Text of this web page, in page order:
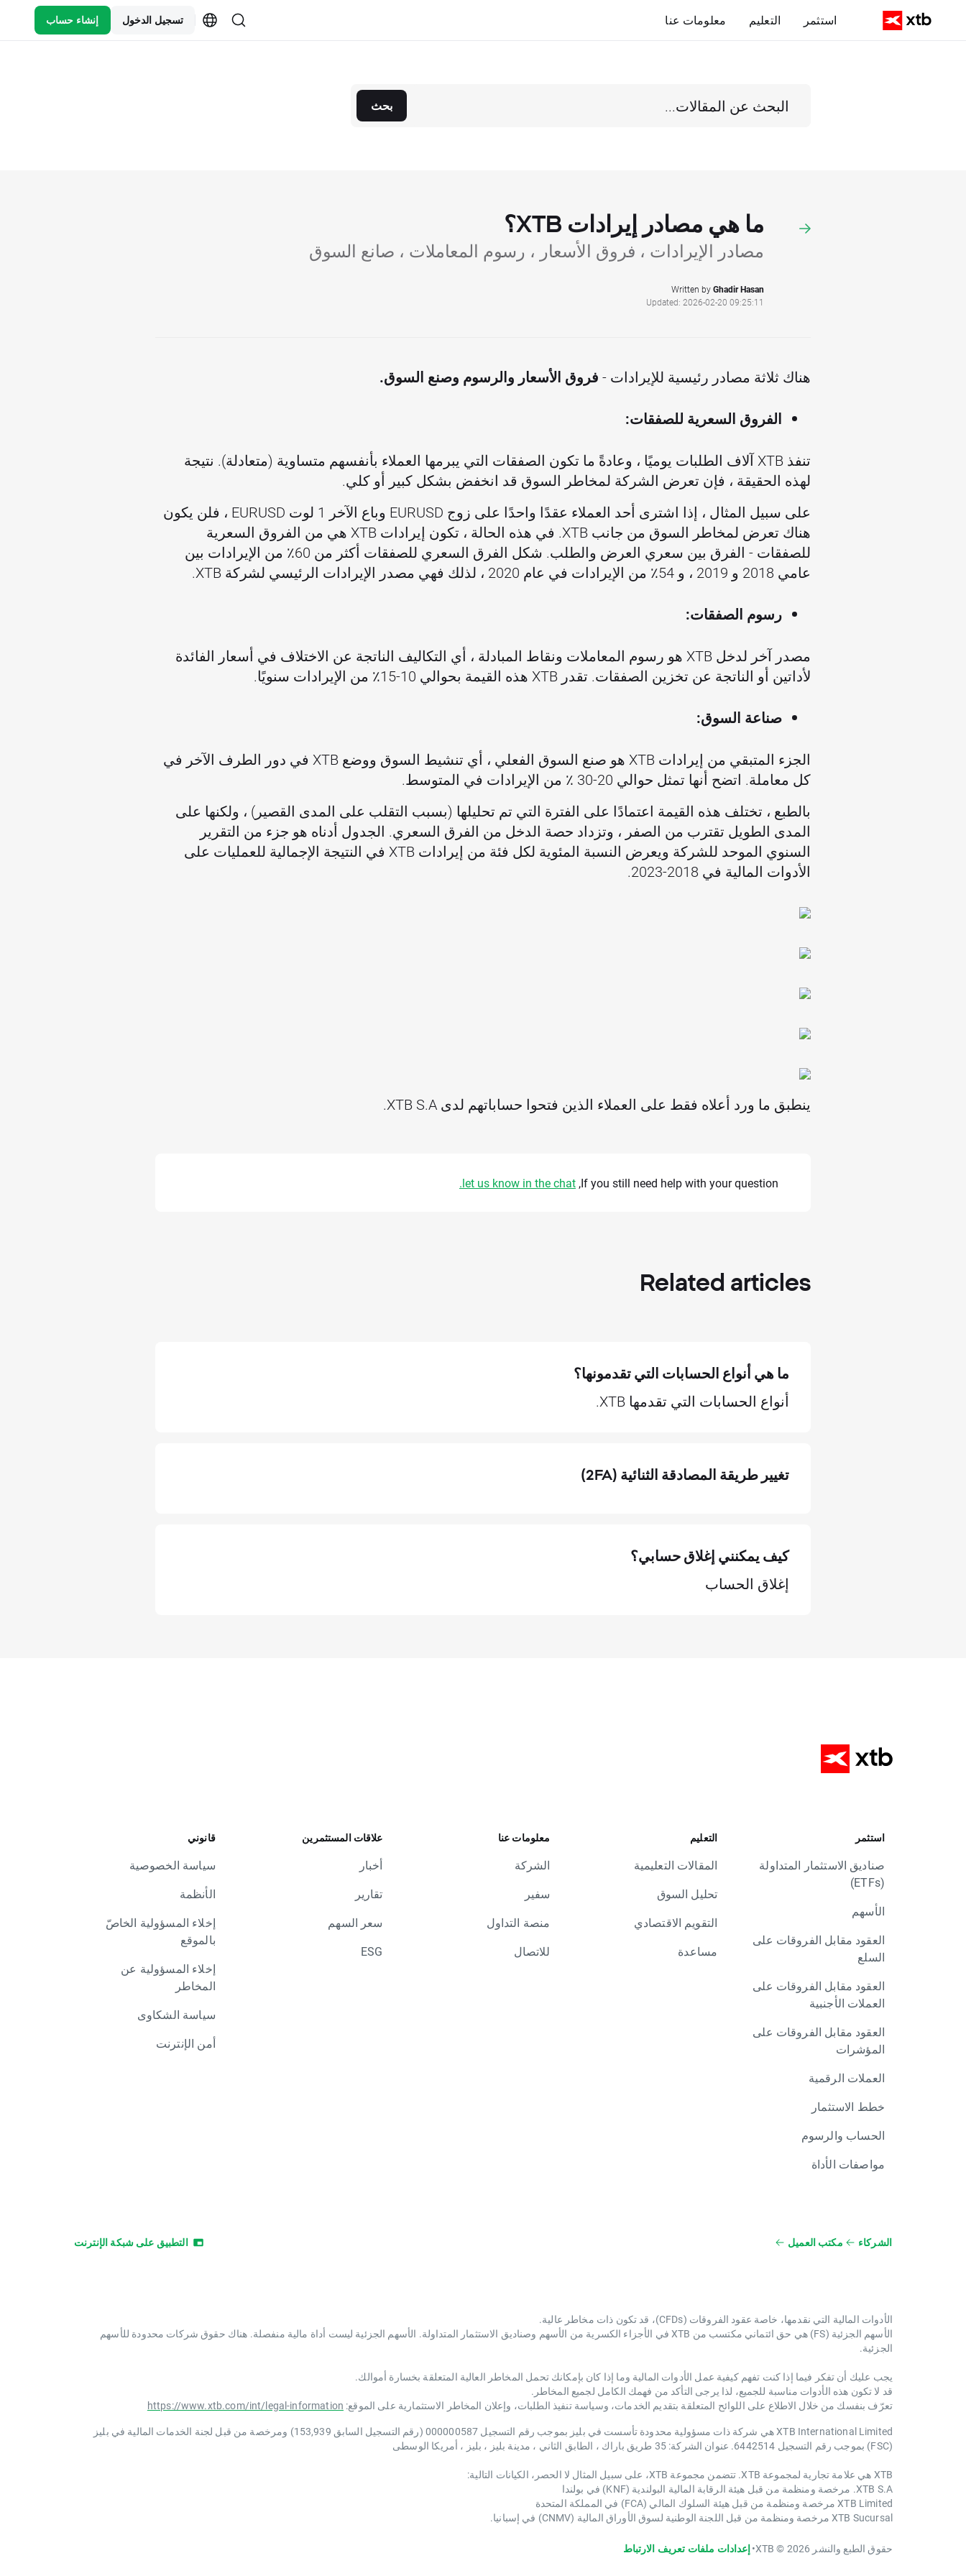
استثمر التعليم معلومات عنا تسجيل الدخول إنشاء حساب
بحث
ما هي مصادر إيرادات XTB؟
مصادر الإيرادات ، فروق الأسعار ، رسوم المعاملات ، صانع السوق
Written byGhadir Hasan
Updated: 2026-02-20 09:25:11
هناك ثلاثة مصادر رئيسية للإيرادات - فروق الأسعار والرسوم وصنع السوق.
الفروق السعرية للصفقات:
تنفذ XTB آلاف الطلبات يوميًا ، وعادةً ما تكون الصفقات التي يبرمها العملاء بأنفسهم متساوية (متعادلة). نتيجة
لهذه الحقيقة ، فإن تعرض الشركة لمخاطر السوق قد انخفض بشكل كبير أو كلي.
على سبيل المثال ، إذا اشترى أحد العملاء عقدًا واحدًا على زوج EURUSD وباع الآخر 1 لوت EURUSD ، فلن يكون
هناك تعرض لمخاطر السوق من جانب XTB. في هذه الحالة ، تكون إيرادات XTB هي من الفروق السعرية
للصفقات - الفرق بين سعري العرض والطلب. شكل الفرق السعري للصفقات أكثر من 60٪ من الإيرادات بين
عامي 2018 و 2019 ، و 54٪ من الإيرادات في عام 2020 ، لذلك فهي مصدر الإيرادات الرئيسي لشركة XTB.
رسوم الصفقات:
مصدر آخر لدخل XTB هو رسوم المعاملات ونقاط المبادلة ، أي التكاليف الناتجة عن الاختلاف في أسعار الفائدة
لأداتين أو الناتجة عن تخزين الصفقات. تقدر XTB هذه القيمة بحوالي 10-15٪ من الإيرادات سنويًا.
صناعة السوق:
الجزء المتبقي من إيرادات XTB هو صنع السوق الفعلي ، أي تنشيط السوق ووضع XTB في دور الطرف الآخر في
كل معاملة. اتضح أنها تمثل حوالي 20-30 ٪ من الإيرادات في المتوسط.
بالطبع ، تختلف هذه القيمة اعتمادًا على الفترة التي تم تحليلها (بسبب التقلب على المدى القصير) ، ولكنها على
المدى الطويل تقترب من الصفر ، وتزداد حصة الدخل من الفرق السعري. الجدول أدناه هو جزء من التقرير
السنوي الموحد للشركة ويعرض النسبة المئوية لكل فئة من إيرادات XTB في النتيجة الإجمالية للعمليات على
الأدوات المالية في 2018-2023.
ينطبق ما ورد أعلاه فقط على العملاء الذين فتحوا حساباتهم لدى XTB S.A.
If you still need help with your question,
let us know in the chat.
Related articles
ما هي أنواع الحسابات التي تقدمونها؟
أنواع الحسابات التي تقدمها XTB.
تغيير طريقة المصادقة الثنائية (2FA)
كيف يمكنني إغلاق حسابي؟
إغلاق الحساب
استثمر
صناديق الاستثمار المتداولة
(ETFs)
الأسهم
العقود مقابل الفروقات على
السلع
العقود مقابل الفروقات على
العملات الأجنبية
العقود مقابل الفروقات على
المؤشرات
العملات الرقمية
خطط الاستثمار
الحساب والرسوم
مواصفات الأداة
التعليم
المقالات التعليمية
تحليل السوق
التقويم الاقتصادي
مساعدة
معلومات عنا
الشركة
سفير
منصة التداول
للاتصال
علاقات المستثمرين
أخبار
تقارير
سعر السهم
ESG
قانوني
سياسة الخصوصية
الأنظمة
إخلاء المسؤولية الخاصّ
بالموقع
إخلاء المسؤولية عن
المخاطر
سياسة الشكاوى
أمن الإنترنت
الشركاء مكتب العميل التطبيق على شبكة الإنترنت
الأدوات المالية التي نقدمها، خاصة عقود الفروقات (CFDs)، قد تكون ذات مخاطر عالية.
الأسهم الجزئية (FS) هي حق ائتماني مكتسب من XTB ​​في الأجزاء الكسرية من الأسهم وصناديق الاستثمار المتداولة. الأسهم الجزئية ليست أداة مالية منفصلة. هناك حقوق شركات محدودة للأسهم
الجزئية.
يجب عليك أن تفكر فيما إذا كنت تفهم كيفية عمل الأدوات المالية وما إذا كان بإمكانك تحمل المخاطر العالية المتعلقة بخسارة أموالك.
قد لا تكون هذه الأدوات مناسبة للجميع، لذا يرجى التأكد من فهمك الكامل لجميع المخاطر.
تعرّف بنفسك من خلال الاطلاع على اللوائح المتعلقة بتقديم الخدمات، وسياسة تنفيذ الطلبات، وإعلان المخاطر الاستثمارية على الموقع: https://www.xtb.com/int/legal-information
XTB International Limited هي شركة ذات مسؤولية محدودة تأسست في بليز بموجب رقم التسجيل 000000587 (رقم التسجيل السابق 153,939) ومرخصة من قبل لجنة الخدمات المالية في بليز
(FSC) بموجب رقم التسجيل 6442514. عنوان الشركة: 35 طريق باراك ، الطابق الثاني ، مدينة بليز ، بليز ، أمريكا الوسطى
XTB هي علامة تجارية لمجموعة XTB. تتضمن مجموعة XTB، على سبيل المثال لا الحصر، الكيانات التالية:
XTB S.A. مرخصة ومنظمة من قبل هيئة الرقابة المالية البولندية (KNF) في بولندا
XTB Limited مرخصة ومنظمة من قبل هيئة السلوك المالي (FCA) في المملكة المتحدة
XTB Sucursal مرخصة ومنظمة من قبل اللجنة الوطنية لسوق الأوراق المالية (CNMV) في إسبانيا.
حقوق الطبع والنشر 2026 © XTB •إعدادات ملفات تعريف الارتباط